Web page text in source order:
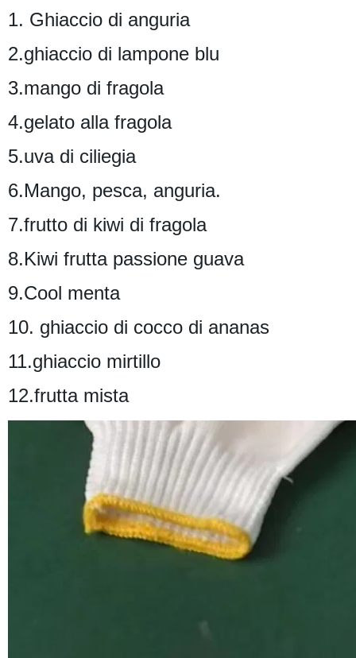
1. Ghiaccio di anguria
2.ghiaccio di lampone blu
3.mango di fragola
4.gelato alla fragola
5.uva di ciliegia
6.Mango, pesca, anguria.
7.frutto di kiwi di fragola
8.Kiwi frutta passione guava
9.Cool menta
10. ghiaccio di cocco di ananas
11.ghiaccio mirtillo
12.frutta mista